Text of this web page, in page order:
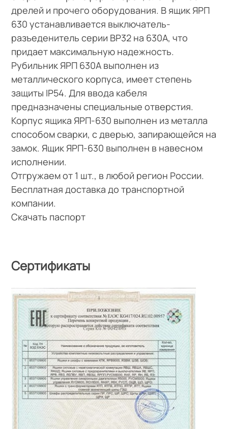
дрелей и прочего оборудования. В ящик ЯРП
630 устанавливается выключатель-
разъеденитель серии ВР32 на 630А, что
придает максимальную надежность.
Рубильник ЯРП 630А выполнен из
металлического корпуса, имеет степень
защиты IP54. Для ввода кабеля
предназначены специальные отверстия.
Корпус ящика ЯРП-630 выполнен из металла
способом сварки, с дверью, запирающейся на
замок. Ящик ЯРП-630 выполнен в навесном
исполнении.
Отгружаем от 1 шт., в любой регион России.
Бесплатная доставка до транспортной
компании.
Скачать паспорт
Сертификаты